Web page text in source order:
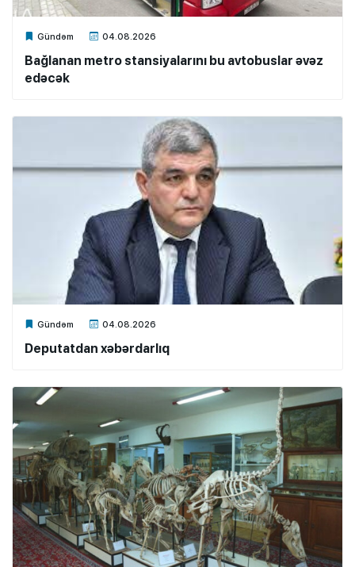
Gündəm 04.08.2026
Xalq.Online
Bağlanan metro stansiyalarını bu avtobuslar əvəz
edəcək
Gündəm 04.08.2026
Xalq.Online
Deputatdan xəbərdarlıq